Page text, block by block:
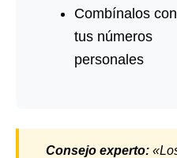
Combínalos con
tus números
personales
Consejo experto: